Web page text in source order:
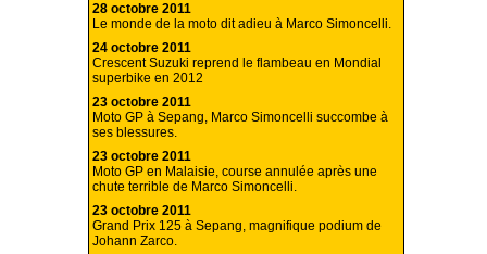
28 octobre 2011
Le monde de la moto dit adieu à Marco Simoncelli.
24 octobre 2011
Crescent Suzuki reprend le flambeau en Mondial
superbike en 2012
23 octobre 2011
Moto GP à Sepang, Marco Simoncelli succombe à
ses blessures.
23 octobre 2011
Moto GP en Malaisie, course annulée après une
chute terrible de Marco Simoncelli.
23 octobre 2011
Grand Prix 125 à Sepang, magnifique podium de
Johann Zarco.